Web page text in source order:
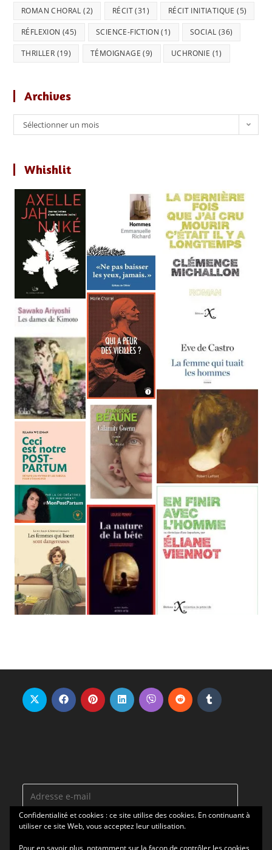
ROMAN CHORAL (2) RÉCIT(31) RÉCIT INITIATIQUE (5)
RÉFLEXION (45) SCIENCE-FICTION (1) SOCIAL (36)
THRILLER (19) TÉMOIGNAGE (9) UCHRONIE (1)
Archives
Archives
Sélectionner un mois
Whishlit
Adresse
e-
mail
ABONNEZ-VOUS
Confidentialité et cookies : ce site utilise des cookies. En continuant à
utiliser ce site Web, vous acceptez leur utilisation.
Pour en savoir plus, notamment sur la façon de contrôler les cookies,